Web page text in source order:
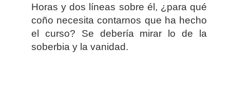
Horas y dos líneas sobre él, ¿para qué
coño necesita contarnos que ha hecho
el curso? Se debería mirar lo de la
soberbia y la vanidad.